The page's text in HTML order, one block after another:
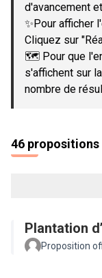
d'avancement
✨Pour afficher
Cliquez sur
🗺️ Pour que
s'affichent sur
nombre de
46 propositions
Plantation
Proposition